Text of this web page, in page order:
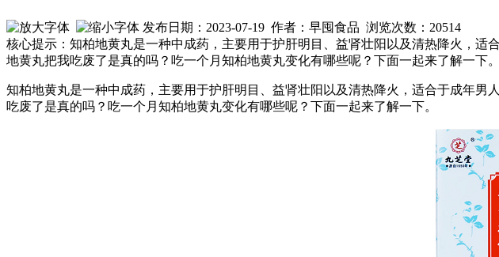
发布日期：2023-07-19 作者：早囤食品 浏览次数： 20514
核心提示：知柏地黄丸是一种中成药，主要用于护肝明目、益肾壮阳以及清热降火，
地黄丸把我吃废了是真的吗？吃一个月知柏地黄丸变化有哪些呢？下面一起来了解一下
知柏地黄丸是一种中成药，主要用于护肝明目、益肾壮阳以及清热降火，适合于成年
吃废了是真的吗？吃一个月知柏地黄丸变化有哪些呢？下面一起来了解一下。